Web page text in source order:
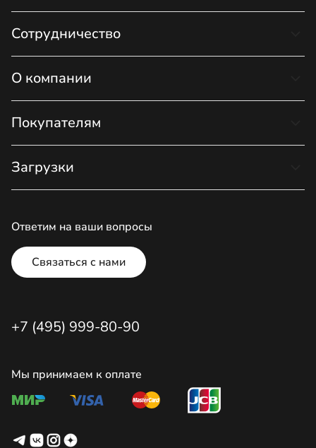
Сотрудничество
О компании
Покупателям
Загрузки
Мы принимаем к оплате
Ответим на ваши вопросы
Связаться с нами
+7 (495) 999-80-90